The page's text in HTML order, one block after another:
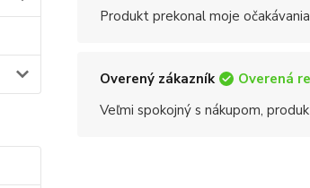
Produkt prekonal moje
Overený zákazník Overená
Veľmi spokojný s nákupom,